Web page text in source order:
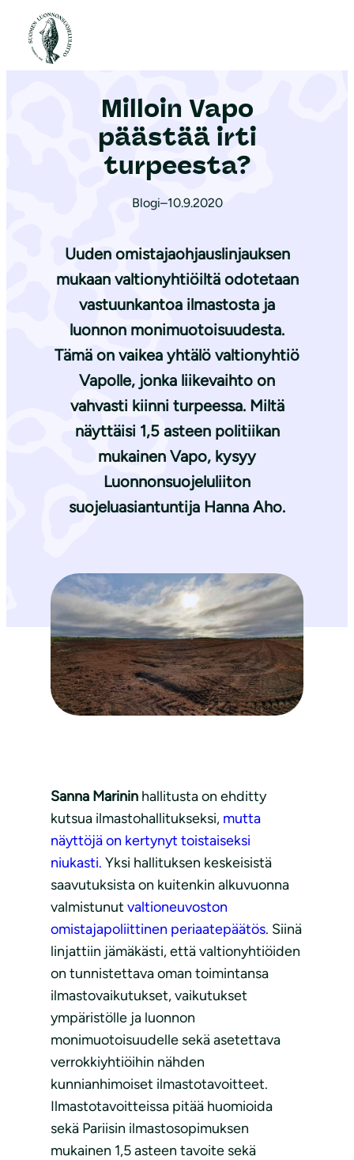
Etusivu
Milloin Vapo
päästää irti
turpeesta?
Blogi–10.9.2020
Uuden omistajaohjauslinjauksen
mukaan valtionyhtiöiltä odotetaan
vastuunkantoa ilmastosta ja
luonnon monimuotoisuudesta.
Tämä on vaikea yhtälö valtionyhtiö
Vapolle, jonka liikevaihto on
vahvasti kiinni turpeessa. Miltä
näyttäisi 1,5 asteen politiikan
mukainen Vapo, kysyy
Luonnonsuojeluliiton
suojeluasiantuntija Hanna Aho.
Sanna Marinin hallitusta on ehditty
kutsua ilmastohallitukseksi, mutta
näyttöjä on kertynyt toistaiseksi
niukasti. Yksi hallituksen keskeisistä
saavutuksista on kuitenkin alkuvuonna
valmistunut valtioneuvoston
omistajapoliittinen periaatepäätös. Siinä
linjattiin jämäkästi, että valtionyhtiöiden
on tunnistettava oman toimintansa
ilmastovaikutukset, vaikutukset
ympäristölle ja luonnon
monimuotoisuudelle sekä asetettava
verrokkiyhtiöihin nähden
kunnianhimoiset ilmastotavoitteet.
Ilmastotavoitteissa pitää huomioida
sekä Pariisin ilmastosopimuksen
mukainen 1,5 asteen tavoite sekä